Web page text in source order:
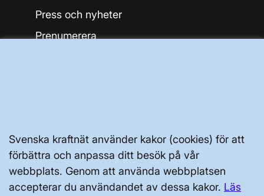
Svenska kraftnät använder kakor (cookies) för att
förbättra och anpassa ditt besök på vår
webbplats. Genom att använda webbplatsen
accepterar du användandet av dessa kakor. Läs
Svenska kraftnät, Box 1200, 172 24
Sundbyberg
Press och nyheter
Prenumerera